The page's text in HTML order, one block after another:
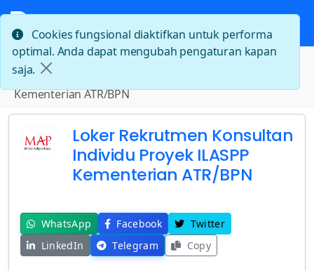
Beranda
Loker Rekrutmen Konsultan Individu Proyek ILASPP
Kementerian ATR/BPN
Loker Rekrutmen Konsultan
Individu Proyek ILASPP
Kementerian ATR/BPN
WhatsApp Facebook
Twitter
LinkedIn
Telegram Copy
Cookies fungsional diaktifkan untuk performa
optimal. Anda dapat mengubah pengaturan kapan
saja.